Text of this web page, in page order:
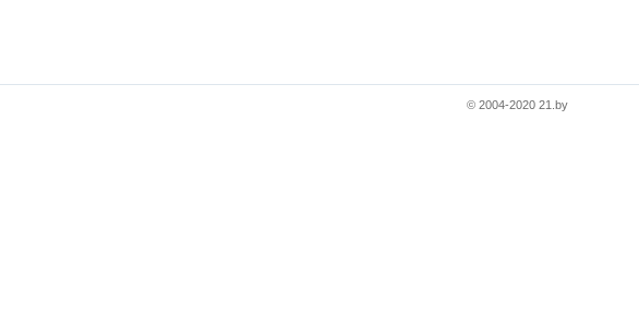
© 2004-2020 21.by